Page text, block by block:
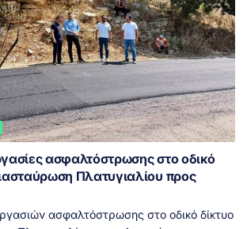
ασφαλτόστρωσης στο οδικό
Πλατυγιαλίου προς
ασφαλτόστρωσης στο οδικό δίκτυο